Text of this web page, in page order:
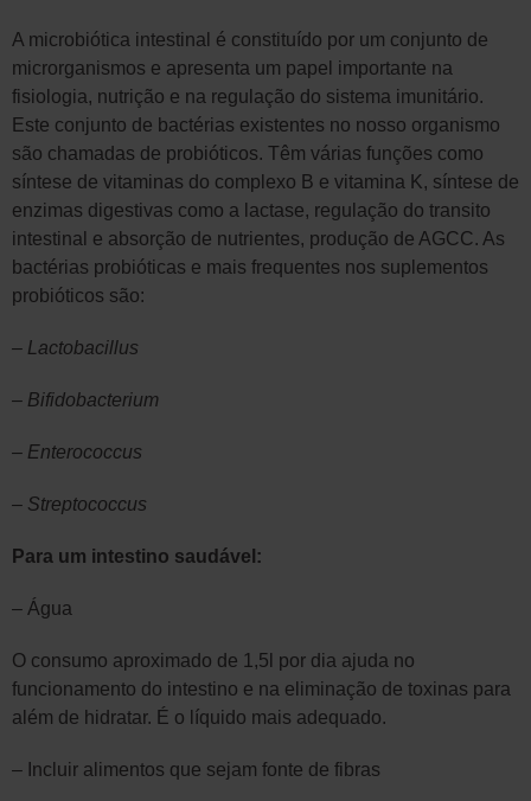
A microbiótica intestinal é constituído por um conjunto de
microrganismos e apresenta um papel importante na
fisiologia, nutrição e na regulação do sistema imunitário.
Este conjunto de bactérias existentes no nosso organismo
são chamadas de probióticos. Têm várias funções como
síntese de vitaminas do complexo B e vitamina K, síntese de
enzimas digestivas como a lactase, regulação do transito
intestinal e absorção de nutrientes, produção de AGCC. As
bactérias probióticas e mais frequentes nos suplementos
probióticos são:
– Lactobacillus
– Bifidobacterium
– Enterococcus
– Streptococcus
Para um intestino saudável:
– Água
O consumo aproximado de 1,5l por dia ajuda no
funcionamento do intestino e na eliminação de toxinas para
além de hidratar. É o líquido mais adequado.
– Incluir alimentos que sejam fonte de fibras